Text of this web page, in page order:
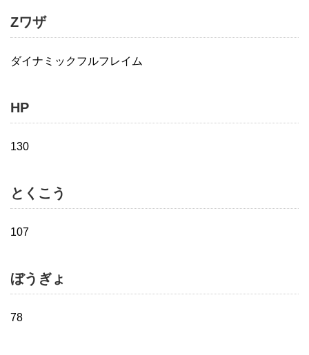
Zワザ
ダイナミックフルフレイム
HP
130
とくこう
107
ぼうぎょ
78